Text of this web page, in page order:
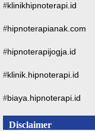
#klinikhipnoterapi.id
#hipnoterapianak.com
#hipnoterapijogja.id
#klinik.hipnoterapi.id
#biaya.hipnoterapi.id
Disclaimer